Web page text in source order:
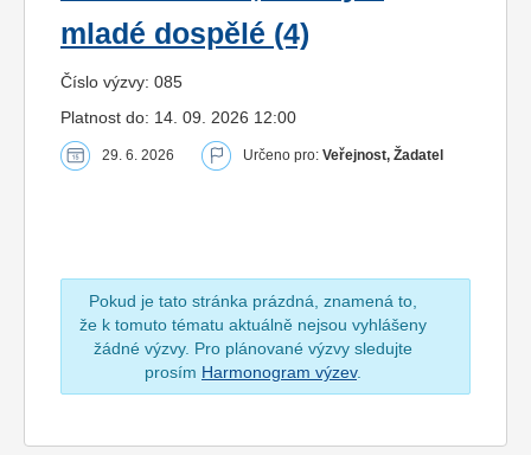
mladé dospělé (4)
Číslo výzvy: 085
Platnost do: 14. 09. 2026 12:00
29. 6. 2026 Určeno pro: Veřejnost, Žadatel
Pokud je tato stránka prázdná, znamená to,
že k tomuto tématu aktuálně nejsou vyhlášeny
žádné výzvy. Pro plánované výzvy sledujte
prosím Harmonogram výzev.